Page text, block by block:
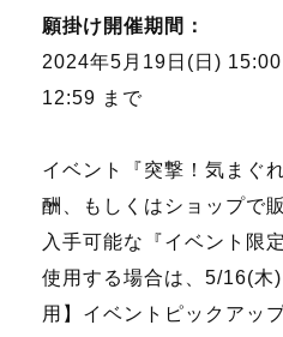
願掛け開催期間：
2024年5月19日(日)
12:59 まで
イベント『突撃！気まぐ
酬、もしくはショップで
入手可能な『イベント限
使用する場合は、5/16(木
用】イベントピックアッ